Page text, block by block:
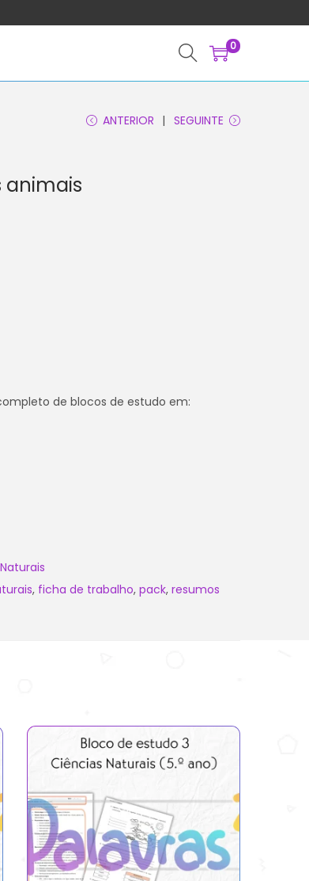
0
ANTERIOR SEGUINTE
animais
de blocos de estudo em:
, ficha de trabalho, pack, resumos